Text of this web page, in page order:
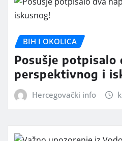
BIH I OKOLICA
Posušje potpisalo
perspektivnog i
Hercegovački info